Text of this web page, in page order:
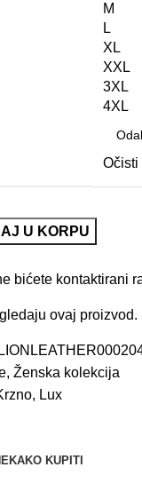
M
L
XL
XXL
3XL
4XL
Očisti
U KORPU
bićete kontaktirani
ovaj proizvod.
, Ženska kolekcija
, Lux
KAKO KUPITI